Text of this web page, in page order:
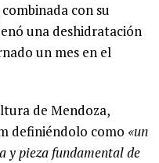
con su
una deshidratación
un mes en el
de Mendoza,
definiéndolo como «un
y pieza fundamental de